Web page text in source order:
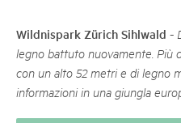
Wildnispark Zürich Sihlwald -
legno battuto nuovamente. Più
con un alto 52 metri e di legno
informazioni in una giungla